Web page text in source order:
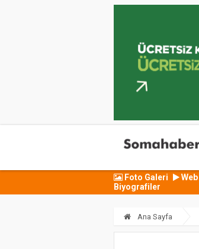
Foto Galeri
Biyografiler
Ana Sayfa